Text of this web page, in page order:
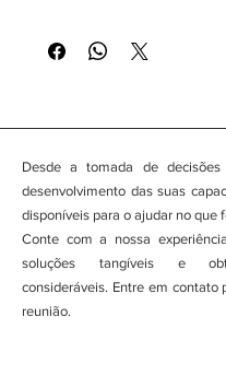
Desde a tomada de decisões
desenvolvimento das suas
disponíveis para o ajudar no que
Conte com a nossa
soluções tangíveis e
consideráveis. Entre em contato
reunião.